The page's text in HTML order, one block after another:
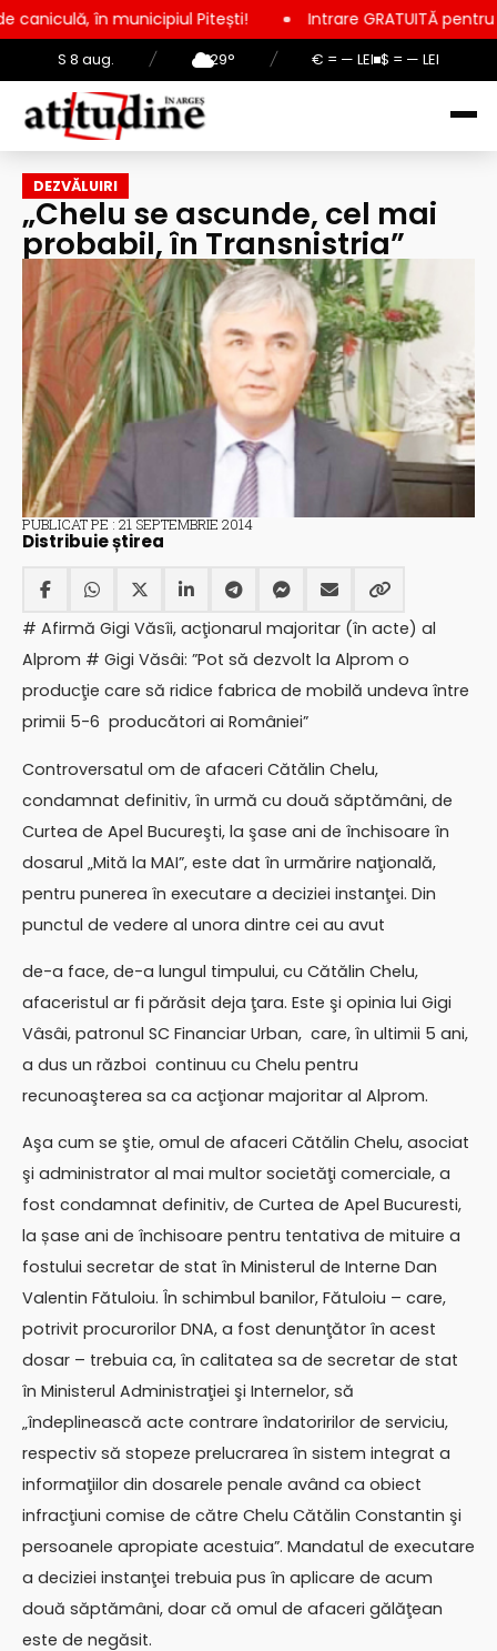
S 8 aug. / 29° / € = — LEI $ = — LEI
Pitești! Intrare GRATUITĂ pentru copii, elevi și
DEZVĂLUIRI
„Chelu se ascunde, cel mai
probabil, în Transnistria”
PUBLICAT PE : 21 SEPTEMBRIE 2014
Distribuie știrea
# Afirmă Gigi Văsîi, acţionarul majoritar (în acte) al
Alprom # Gigi Văsâi: ”Pot să dezvolt la Alprom o
producţie care să ridice fabrica de mobilă undeva între
primii 5-6 producători ai României”
Controversatul om de afaceri Cătălin Chelu,
condamnat definitiv, în urmă cu două săptămâni, de
Curtea de Apel Bucureşti, la şase ani de închisoare în
dosarul „Mită la MAI”, este dat în urmărire naţională,
pentru punerea în executare a deciziei instanţei. Din
punctul de vedere al unora dintre cei au avut
de-a face, de-a lungul timpului, cu Cătălin Chelu,
afaceristul ar fi părăsit deja ţara. Este şi opinia lui Gigi
Vâsâi, patronul SC Financiar Urban, care, în ultimii 5 ani,
a dus un război continuu cu Chelu pentru
recunoaşterea sa ca acţionar majoritar al Alprom.
Aşa cum se ştie, omul de afaceri Cătălin Chelu, asociat
şi administrator al mai multor societăţi comerciale, a
fost condamnat definitiv, de Curtea de Apel Bucuresti,
la șase ani de închisoare pentru tentativa de mituire a
fostului secretar de stat în Ministerul de Interne Dan
Valentin Fătuloiu. În schimbul banilor, Fătuloiu – care,
potrivit procurorilor DNA, a fost denunţător în acest
dosar – trebuia ca, în calitatea sa de secretar de stat
în Ministerul Administraţiei şi Internelor, să
„îndeplinească acte contrare îndatoririlor de serviciu,
respectiv să stopeze prelucrarea în sistem integrat a
informaţiilor din dosarele penale având ca obiect
infracţiuni comise de către Chelu Cătălin Constantin şi
persoanele apropiate acestuia”. Mandatul de executare
a deciziei instanţei trebuia pus în aplicare de acum
două săptămâni, doar că omul de afaceri gălăţean
este de negăsit.